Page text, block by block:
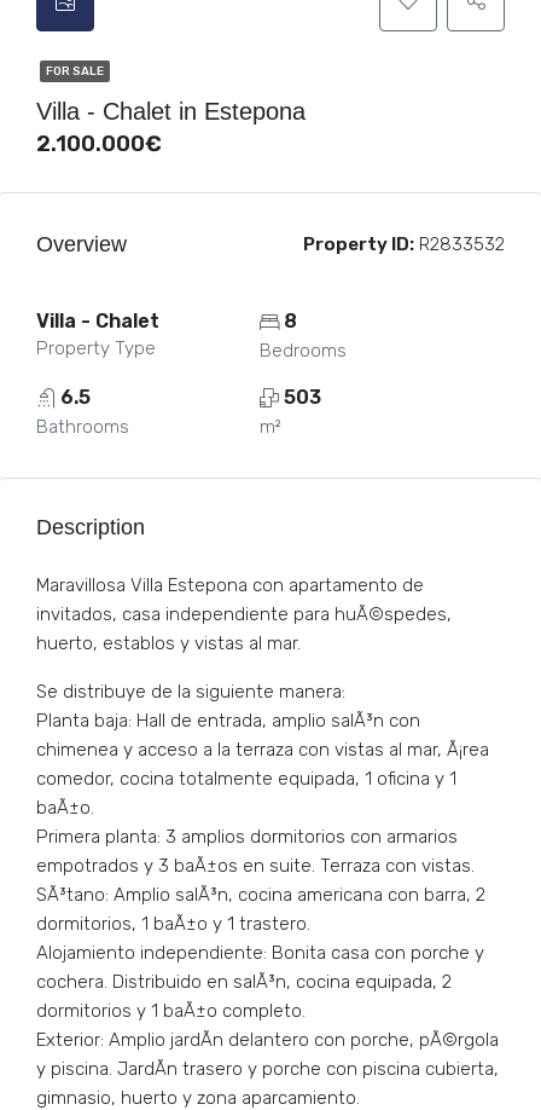
FOR SALE
Villa - Chalet in Estepona
2.100.000€
Overview Property ID: R2833532
Villa - Chalet
Property Type
8
Bedrooms
6.5
Bathrooms
503
m²
Description
Maravillosa Villa Estepona con apartamento de
invitados, casa independiente para huÃ©spedes,
huerto, establos y vistas al mar.
Se distribuye de la siguiente manera:
Planta baja: Hall de entrada, amplio salÃ³n con
chimenea y acceso a la terraza con vistas al mar, Ã¡rea
comedor, cocina totalmente equipada, 1 oficina y 1
baÃ±o.
Primera planta: 3 amplios dormitorios con armarios
empotrados y 3 baÃ±os en suite. Terraza con vistas.
SÃ³tano: Amplio salÃ³n, cocina americana con barra, 2
dormitorios, 1 baÃ±o y 1 trastero.
Alojamiento independiente: Bonita casa con porche y
cochera. Distribuido en salÃ³n, cocina equipada, 2
dormitorios y 1 baÃ±o completo.
Exterior: Amplio jardÃ­n delantero con porche, pÃ©rgola
y piscina. JardÃ­n trasero y porche con piscina cubierta,
gimnasio, huerto y zona aparcamiento.